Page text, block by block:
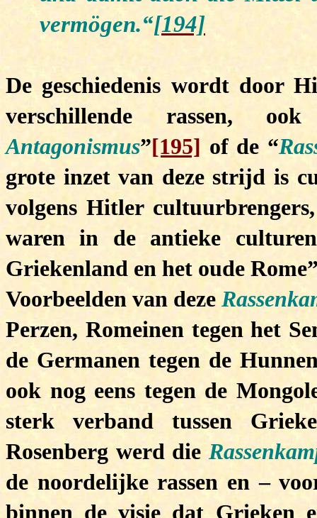
vermögen.“[194]
De geschiedenis wordt door
verschillende rassen,
Antagonismus”[195] of de “
grote inzet van deze strijd is
volgens Hitler
waren in de antieke
Griekenland en het oude
Voorbeelden van deze
Perzen, Romeinen tegen het
de Germanen tegen de
ook nog eens tegen de
sterk verband tussen
Rosenberg werd die
de noordelijke rassen en –
binnen de visie dat Grieken